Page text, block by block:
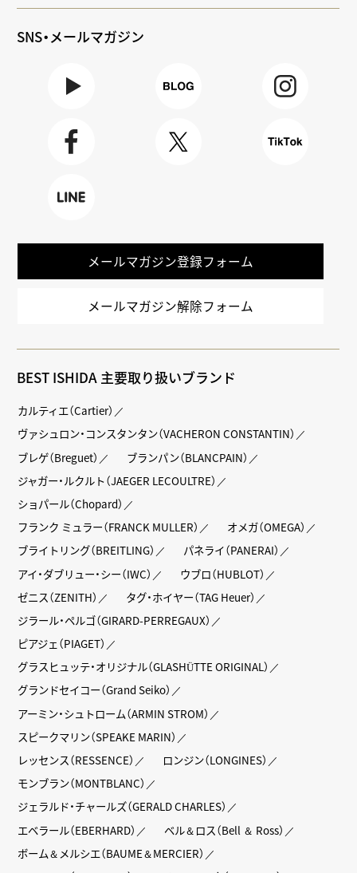
SNS・メールマガジン
メールマガジン登録フォーム
メールマガジン解除フォーム
BEST ISHIDA 主要取り扱いブランド
カルティエ（Cartier）
ヴァシュロン・コンスタンタン（VACHERON CONSTANTIN）
ブレゲ（Breguet）
ブランパン（BLANCPAIN）
ジャガー・ルクルト（JAEGER LECOULTRE）
ショパール（Chopard）
フランク ミュラー（FRANCK MULLER）
オメガ（OMEGA）
ブライトリング（BREITLING）
パネライ（PANERAI）
アイ・ダブリュー・シー（IWC）
ウブロ（HUBLOT）
ゼニス（ZENITH）
タグ・ホイヤー（TAG Heuer）
ジラール・ペルゴ（GIRARD-PERREGAUX）
ピアジェ（PIAGET）
グラスヒュッテ・オリジナル（GLASHÜTTE ORIGINAL）
グランドセイコー（Grand Seiko）
アーミン・シュトローム（ARMIN STROM）
スピークマリン（SPEAKE MARIN）
レッセンス（RESSENCE）
ロンジン（LONGINES）
モンブラン（MONTBLANC）
ジェラルド・チャールズ（GERALD CHARLES）
エベラール（EBERHARD）
ベル＆ロス（Bell ＆ Ross）
ボーム＆メルシエ（BAUME＆MERCIER）